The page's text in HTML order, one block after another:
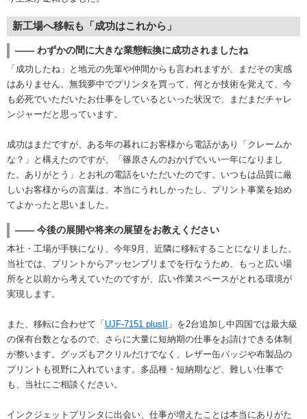
新工場へ移転も「成功はこれから」
―― わずかの間に大きな業態転換に成功されましたね
「成功したね」と地元の先輩や仲間からも言われますが、まだその実感
はありません。無我夢中でプリンタを買って、何とか技術を覚えて、今
も必死でいただいたお仕事をしているといった状況で、まだまだチャレ
ンジャーだと思っています。
成功はまだですが、ある年の暮れにお客様から電話があり「クレームか
な？」と構えたのですが、「篠原さんのおかげでいい一年になりまし
た。ありがとう」とお礼の電話をいただいたのです。いつもは品質に厳
しいお客様からの言葉は、本当にうれしかったし、プリント事業を始め
てよかったと思いました。
―― 今後の展開や将来の展望をお教えください
本社・工場が手狭になり、今年9月、近隣に移転することになりました。
当社では、プリントからアッセンブリまでを行なうため、もっと広い場
所をと以前から考えていたのですが、広い作業スペースがとれる環境が
実現します。
また、移転に合わせて「 UJF-7151 plusII
」を2台追加し中四国では最大級
の保有台数となるので、さらに大量に短納期の仕事をお請けできる体制
が整います。グッズもアクリルだけでなく、レザー缶バッジや布製品の
プリントも視野に入れています。多品種・短納期など、難しい仕事で
も、当社にご相談ください。
インクジェットプリンタに出会い、仕事が増えたことは本当にありがた